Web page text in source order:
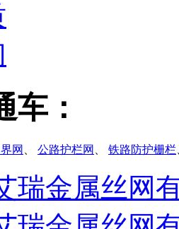
车：
网 公路护栏网 铁路防护栅栏